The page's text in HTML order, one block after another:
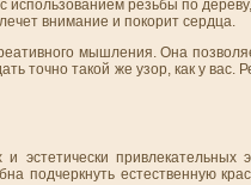
резьбы по
внимание и покорит сердца.
мышления. Она
точно такой же узор, как у вас.
эстетически
подчеркнуть естественную